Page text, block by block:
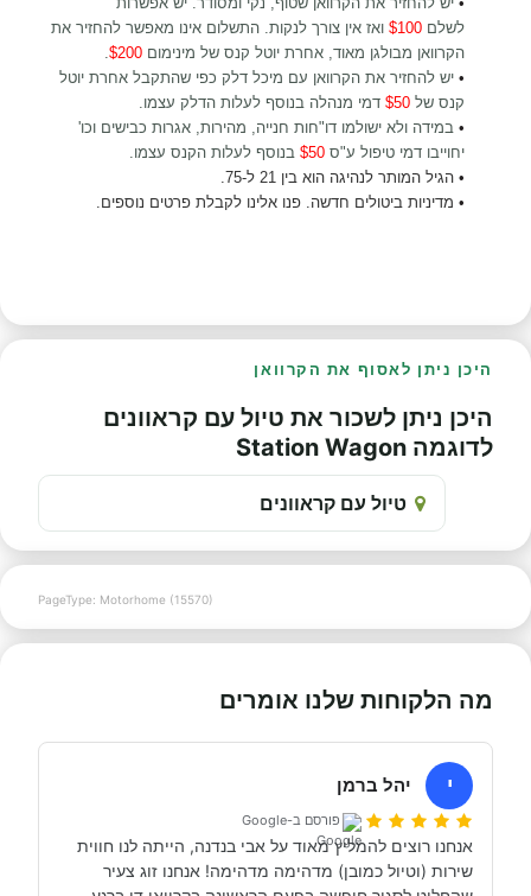
לשלם $100 ואז אין צורך לנקות. התשלום אינו מאפשר להחזיר את
הקרוואן מבולגן מאוד, אחרת יוטל קנס של מינימום $200
• יש להחזיר את הקרוואן עם מיכל דלק כפי שהתקבל אחרת יוטל
קנס של $50 דמי מנהלה בנוסף לעלות הדלק עצמו
• במידה ולא ישולמו דו"חות חנייה, מהירות, אגרות כבישים וכו'
יחוייבו דמי טיפול ע"ס $50 בנוסף לעלות הקנס עצמו.
• הגיל המותר לנהיגה הוא בין 21 ל-75.
• מדיניות ביטולים חדשה. פנו אלינו לקבלת פרטים נוספים.
היכן ניתן לאסוף את הקרוואן
היכן ניתן לשכור את טיול עם קראוונים
לדוגמה Station Wagon
טיול עם קראוונים
PageType: Motorhome (15570)
מה הלקוחות שלנו אומרים
י יהל ברמן
פורסם ב-Google